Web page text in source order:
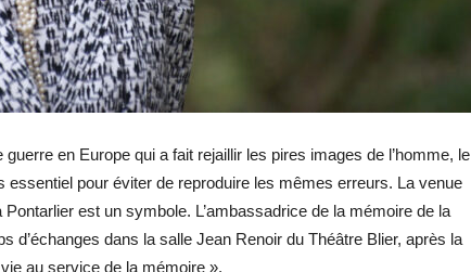
en Europe qui a fait rejaillir les pires images de l’homme, le
pour éviter de reproduire les mêmes erreurs. La venue
est un symbole. L’ambassadrice de la mémoire de la
d’échanges dans la salle Jean Renoir du Théâtre Blier, après la
au service de la mémoire ».